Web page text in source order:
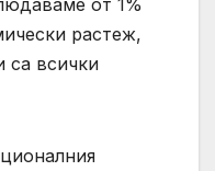
от 1%
растеж,
са всички